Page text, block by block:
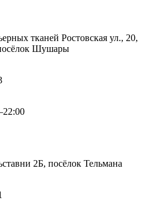
тканей Ростовская ул., 20,
Шушары
2Б, посёлок Тельмана